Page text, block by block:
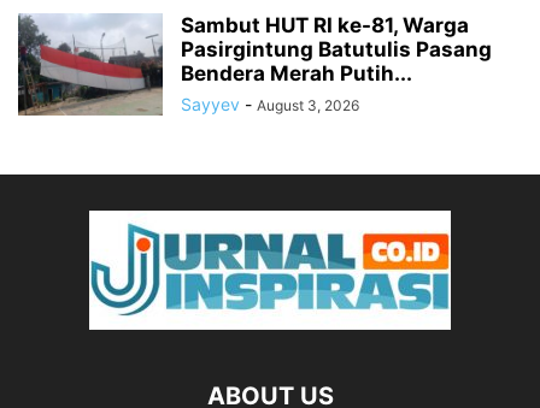
Sambut HUT RI ke-81, Warga
Pasirgintung Batutulis Pasang
Bendera Merah Putih...
Sayyev - August 3, 2026
ABOUT US